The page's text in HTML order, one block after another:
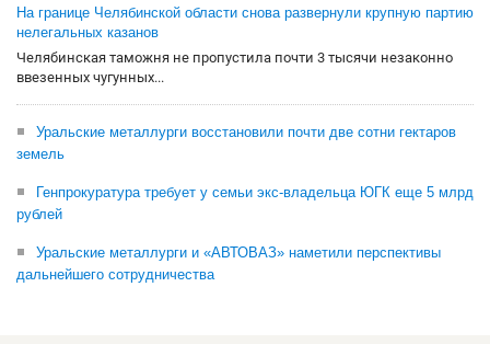
На границе Челябинской области снова развернули крупную партию
нелегальных казанов
Челябинская таможня не пропустила почти 3 тысячи незаконно
ввезенных чугунных...
Уральские металлурги восстановили почти две сотни гектаров
земель
Генпрокуратура требует у семьи экс-владельца ЮГК еще 5 млрд
рублей
Уральские металлурги и «АВТОВАЗ» наметили перспективы
дальнейшего сотрудничества